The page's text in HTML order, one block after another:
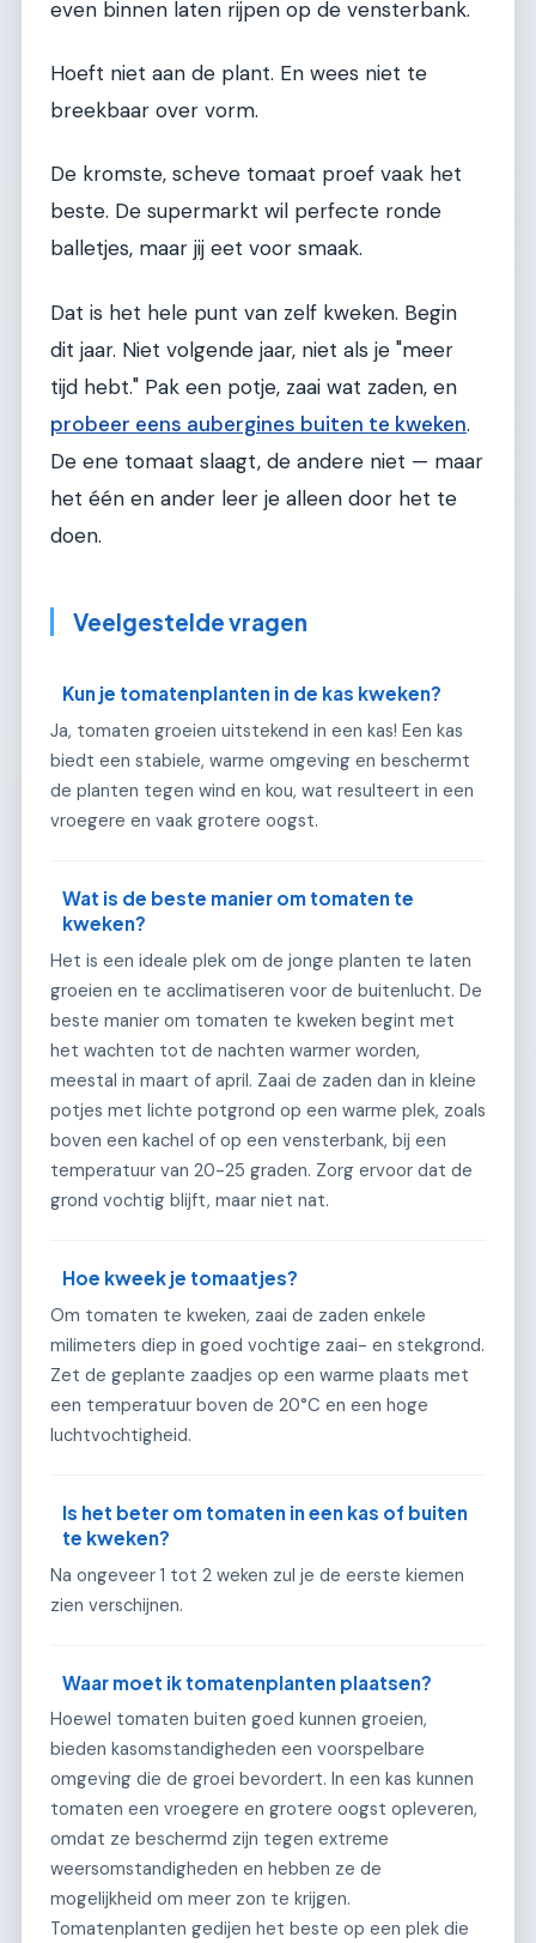
even binnen laten rijpen op de vensterbank.
Hoeft niet aan de plant. En wees niet te
breekbaar over vorm.
De kromste, scheve tomaat proef vaak het
beste. De supermarkt wil perfecte ronde
balletjes, maar jij eet voor smaak.
Dat is het hele punt van zelf kweken. Begin
dit jaar. Niet volgende jaar, niet als je "meer
tijd hebt." Pak een potje, zaai wat zaden, en
probeer eens aubergines buiten te kweken.
De ene tomaat slaagt, de andere niet — maar
het één en ander leer je alleen door het te
doen.
Veelgestelde vragen
Kun je tomatenplanten in de kas kweken?
Ja, tomaten groeien uitstekend in een kas! Een kas
biedt een stabiele, warme omgeving en beschermt
de planten tegen wind en kou, wat resulteert in een
vroegere en vaak grotere oogst.
Wat is de beste manier om tomaten te
kweken?
Het is een ideale plek om de jonge planten te laten
groeien en te acclimatiseren voor de buitenlucht. De
beste manier om tomaten te kweken begint met
het wachten tot de nachten warmer worden,
meestal in maart of april. Zaai de zaden dan in kleine
potjes met lichte potgrond op een warme plek, zoals
boven een kachel of op een vensterbank, bij een
temperatuur van 20-25 graden. Zorg ervoor dat de
grond vochtig blijft, maar niet nat.
Hoe kweek je tomaatjes?
Om tomaten te kweken, zaai de zaden enkele
milimeters diep in goed vochtige zaai- en stekgrond.
Zet de geplante zaadjes op een warme plaats met
een temperatuur boven de 20°C en een hoge
luchtvochtigheid.
Is het beter om tomaten in een kas of buiten
te kweken?
Na ongeveer 1 tot 2 weken zul je de eerste kiemen
zien verschijnen.
Waar moet ik tomatenplanten plaatsen?
Hoewel tomaten buiten goed kunnen groeien,
bieden kasomstandigheden een voorspelbare
omgeving die de groei bevordert. In een kas kunnen
tomaten een vroegere en grotere oogst opleveren,
omdat ze beschermd zijn tegen extreme
weersomstandigheden en hebben ze de
mogelijkheid om meer zon te krijgen.
Tomatenplanten gedijen het beste op een plek die